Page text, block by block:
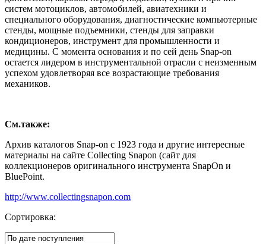
систем мотоциклов, автомобилей, авиатехники и
специального оборудования, диагностические компьютерные
стенды, мощные подъемники, стенды для заправки
кондиционеров, инструмент для промышленности и
медицины. С момента основания и по сей день Snap-on
остается лидером в инструментальной отрасли с неизменным
успехом удовлетворяя все возрастающие требования
механиков.
См.также:
Архив каталогов Snap-on с 1923 года и другие интересные
материалы на сайте Collecting Snapon (сайт для
коллекционеров оригинального инструмента SnapOn и
BluePoint.
http://www.collectingsnapon.com
Сортировка: